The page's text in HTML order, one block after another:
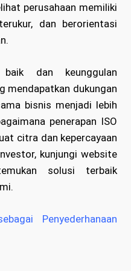
perusahaan memiliki
dan berorientasi
dan keunggulan
mendapatkan dukungan
bisnis menjadi lebih
penerapan ISO
citra dan kepercayaan
kunjungi website
solusi terbaik
Penyederhanaan